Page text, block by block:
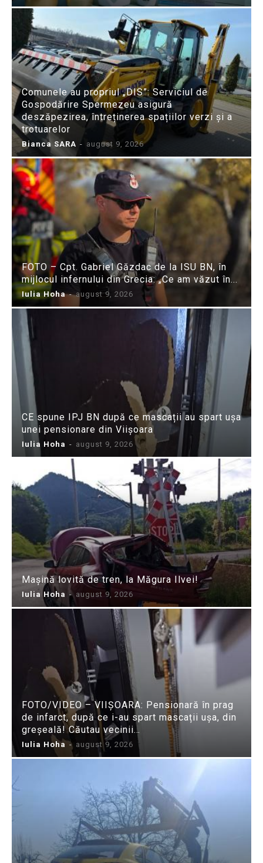
Comunele au propriul „DIS”: Serviciul de
Gospodărire Spermezeu asigură
deszăpezirea, întreținerea spațiilor verzi și a
trotuarelor
Bianca SARA - august 9, 2026
FOTO – Cpt. Gabriel Găzdac de la ISU BN, în
mijlocul infernului din Grecia: „Ce am văzut în...
Iulia Hoha - august 9, 2026
CE spune IPJ BN după ce mascații au spart ușa
unei pensionare din Viișoara
Iulia Hoha - august 9, 2026
Mașină lovită de tren, la Măgura Ilvei!
Iulia Hoha - august 9, 2026
FOTO/VIDEO – VIIȘOARA: Pensionară în prag
de infarct, după ce i-au spart mascații ușa, din
greșeală! Căutau vecinii…
Iulia Hoha - august 9, 2026